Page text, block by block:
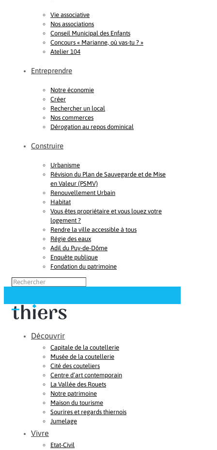
Vie associative
Nos associations
Conseil Municipal des Enfants
Concours « Marianne, où vas-tu ? »
Atelier 104
Entreprendre
Notre économie
Créer
Rechercher un local
Nos commerces
Dérogation au repos dominical
Construire
Urbanisme
Révision du Plan de Sauvegarde et de Mise
en Valeur (PSMV)
Renouvellement Urbain
Habitat
Vous êtes propriétaire et vous louez votre
logement ?
Rendre la ville accessible à tous
Régie des eaux
Adil du Puy-de-Dôme
Enquête publique
Fondation du patrimoine
Découvrir
Capitale de la coutellerie
Musée de la coutellerie
Cité des couteliers
Centre d’art contemporain
La Vallée des Rouets
Notre patrimoine
Maison du tourisme
Sourires et regards thiernois
Jumelage
Vivre
Etat-Civil